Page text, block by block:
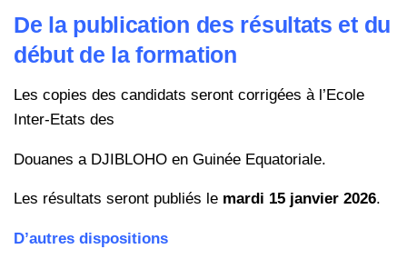
De la publication des résultats et du
début de la formation
Les copies des candidats seront corrigées à l’Ecole
Inter-Etats des
Douanes a DJIBLOHO en Guinée Equatoriale.
Les résultats seront publiés le mardi 15 janvier 2026.
D’autres dispositions